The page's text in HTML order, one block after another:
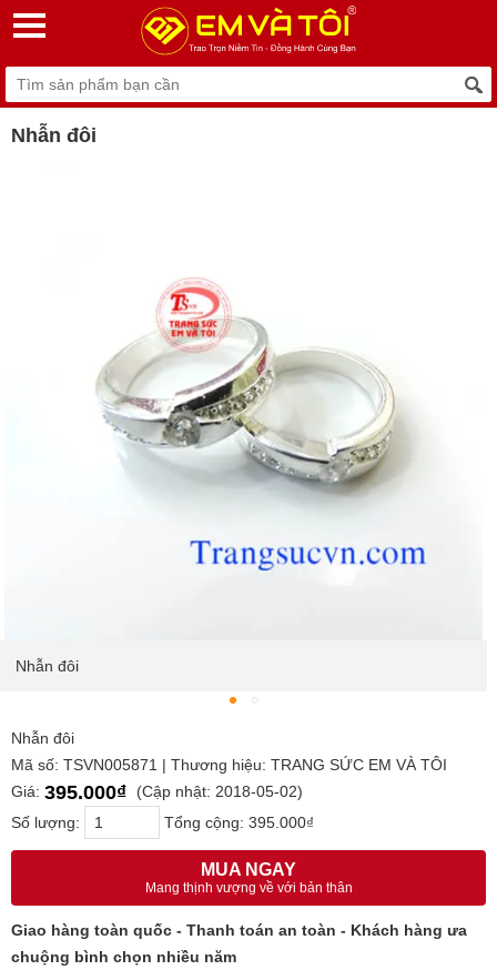
Nhẫn đôi
Nhẫn đôi
Nhẫn đôi
Mã số: TSVN005871 | Thương hiệu: TRANG SỨC EM VÀ TÔI
Giá: 395.000₫
(Cập nhật: 2018-05-02)
Số lượng:
Tổng cộng: 395.000₫
MUA NGAY
Mang thịnh vượng về với bản thân
Giao hàng toàn quốc - Thanh toán an toàn - Khách hàng ưa
chuộng bình chọn nhiều năm